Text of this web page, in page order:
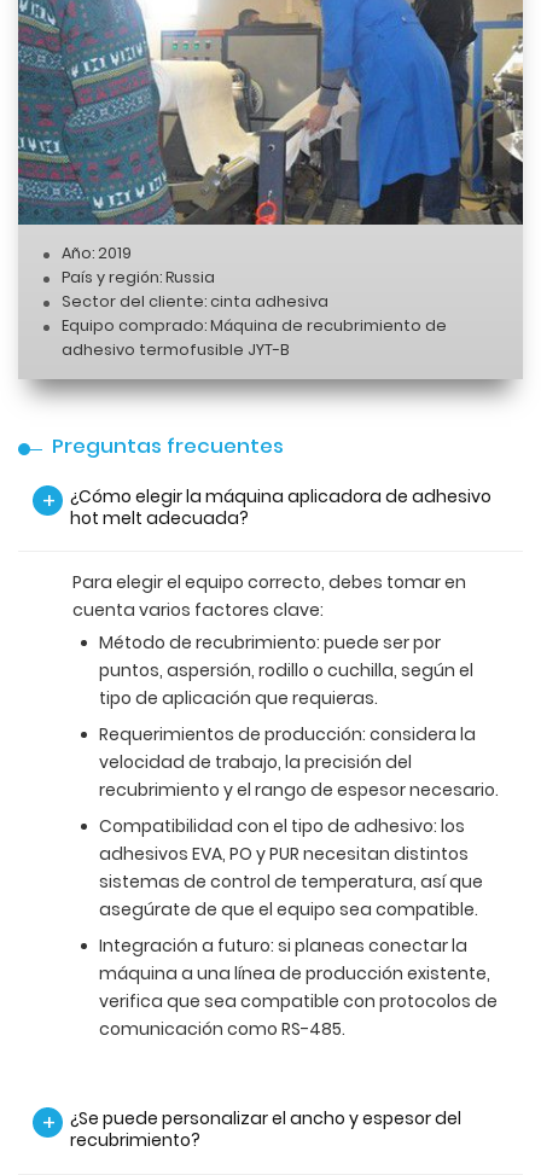
Año: 2019
País y región: Russia
Sector del cliente: cinta adhesiva
Equipo comprado: Máquina de recubrimiento de
adhesivo termofusible JYT-B
Preguntas frecuentes
+
¿Cómo elegir la máquina aplicadora de adhesivo
hot melt adecuada?
Para elegir el equipo correcto, debes tomar en
cuenta varios factores clave:
Método de recubrimiento: puede ser por
puntos, aspersión, rodillo o cuchilla, según el
tipo de aplicación que requieras.
Requerimientos de producción: considera la
velocidad de trabajo, la precisión del
recubrimiento y el rango de espesor necesario.
Compatibilidad con el tipo de adhesivo: los
adhesivos EVA, PO y PUR necesitan distintos
sistemas de control de temperatura, así que
asegúrate de que el equipo sea compatible.
Integración a futuro: si planeas conectar la
máquina a una línea de producción existente,
verifica que sea compatible con protocolos de
comunicación como RS-485.
+
¿Se puede personalizar el ancho y espesor del
recubrimiento?